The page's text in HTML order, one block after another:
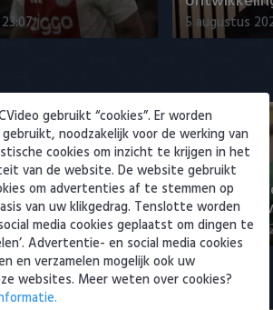
5 augustus
Cambuur-
en El Arguioui
PSV
ervaren
6 augustus
Eredivisie
gebruikt “cookies”. Er worden
noodzakelijk voor de werking van
cookies om inzicht te krijgen in het
van de website. De website gebruikt
om advertenties af te stemmen op
van uw klikgedrag. Tenslotte worden
media cookies geplaatst om dingen te
Advertentie- en social media cookies
en verzamelen mogelijk ook uw
websites. Meer weten over cookies?